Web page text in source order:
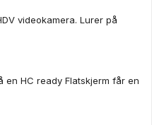
videokamera. Lurer på
en HC ready Flatskjerm får en